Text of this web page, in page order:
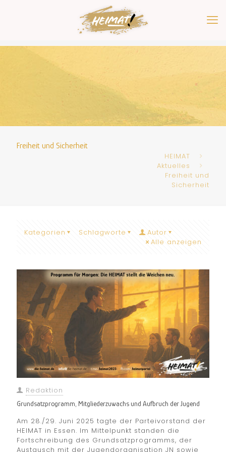
Freiheit und Sicherheit
HEIMAT
Aktuelles
Freiheit und
Sicherheit
Kategorien Schlagworte
Autor
Alle anzeigen
Redaktion
Grundsatzprogramm, Mitgliederzuwachs und Aufbruch der Jugend
Am 28./29. Juni 2025 tagte der Parteivorstand der
HEIMAT in Essen. Im Mittelpunkt standen die
Fortschreibung des Grundsatzprogramms, der
Austausch mit der Jugendorganisation JN sowie